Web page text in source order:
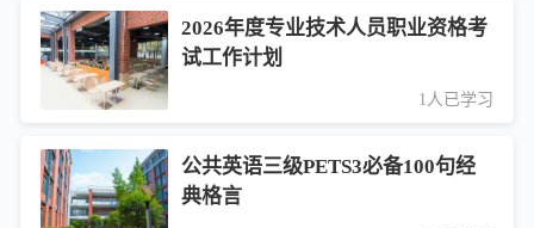
2026年度专业技术人员职业资格考
试工作计划
1人已学习
公共英语三级PETS3必备100句经
典格言